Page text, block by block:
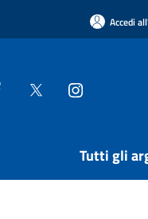
Accedi
Tutti gli